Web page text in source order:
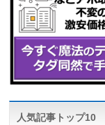
人気記事トップ10